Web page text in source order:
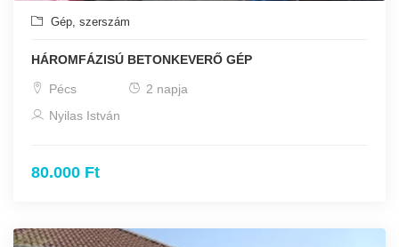
Gép, szerszám
HÁROMFÁZISÚ BETONKEVERŐ GÉP
Pécs
2 napja
Nyilas István
80.000 Ft